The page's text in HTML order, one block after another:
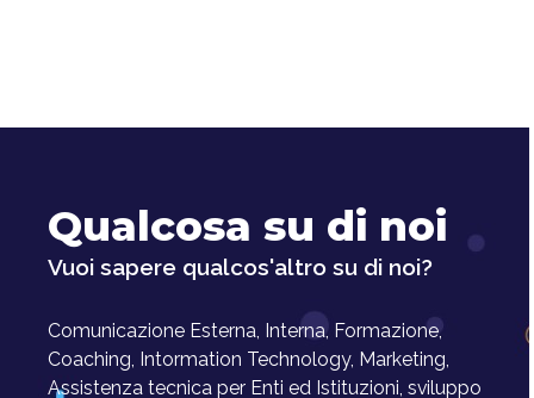
Qualcosa su di noi
Vuoi sapere qualcos'altro su di noi?
Comunicazione Esterna, Interna, Formazione,
Coaching, Intormation Technology, Marketing,
Assistenza tecnica per Enti ed Istituzioni, sviluppo